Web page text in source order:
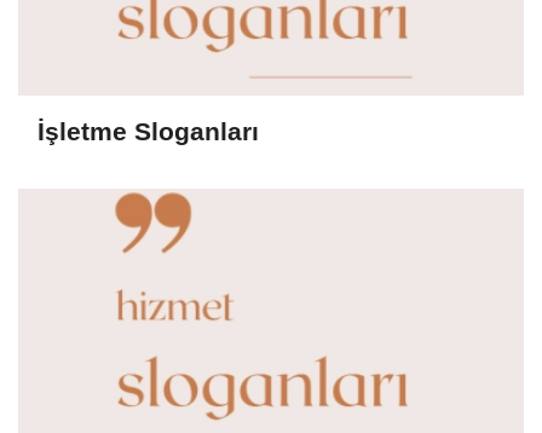
İşletme Sloganları